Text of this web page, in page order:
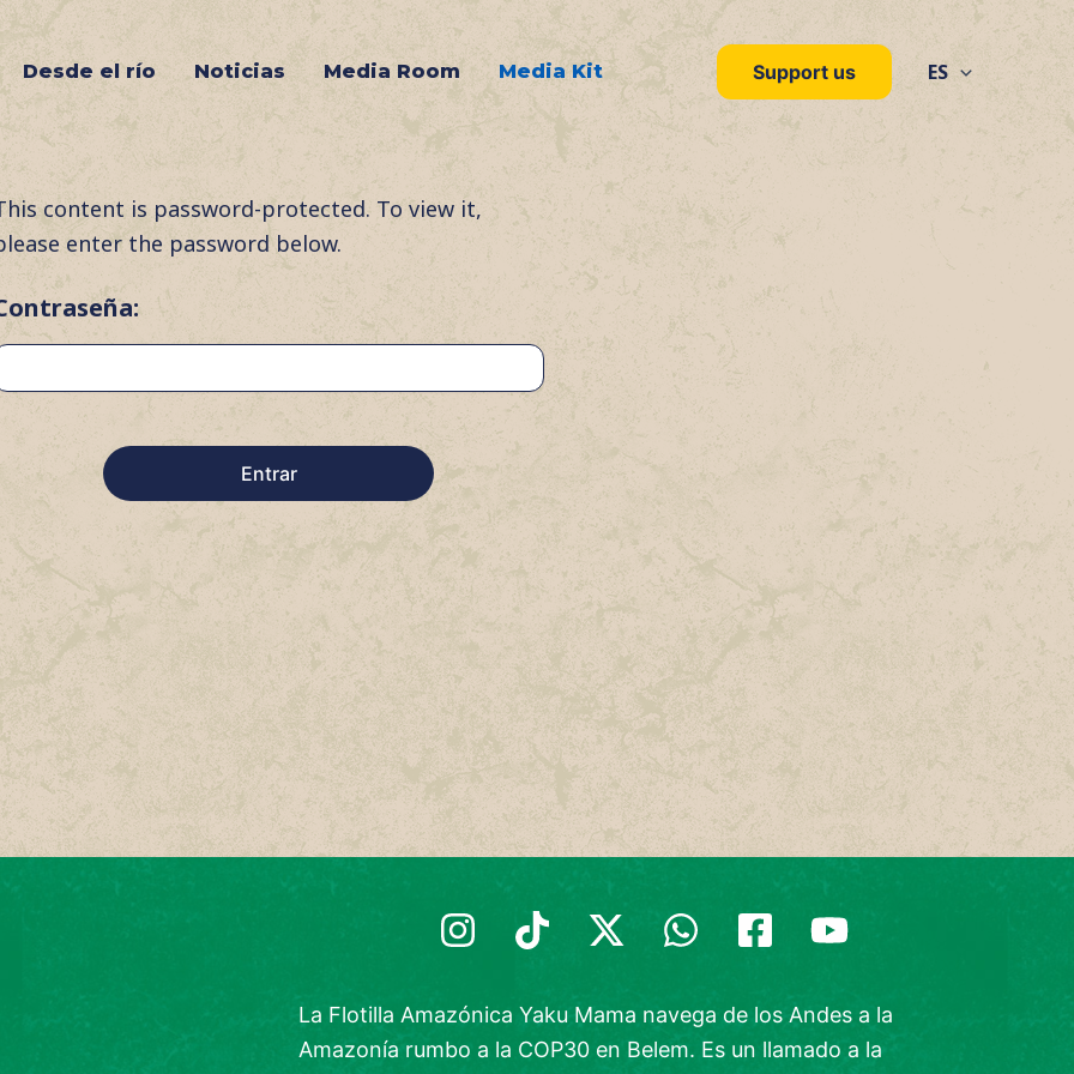
Desde el río Noticias Media Room Media Kit Support us ES
content is password-protected. To view it,
enter the password below.
La Flotilla Amazónica Yaku Mama navega de los Andes a la
Amazonía rumbo a la COP30 en Belem. Es un llamado a la